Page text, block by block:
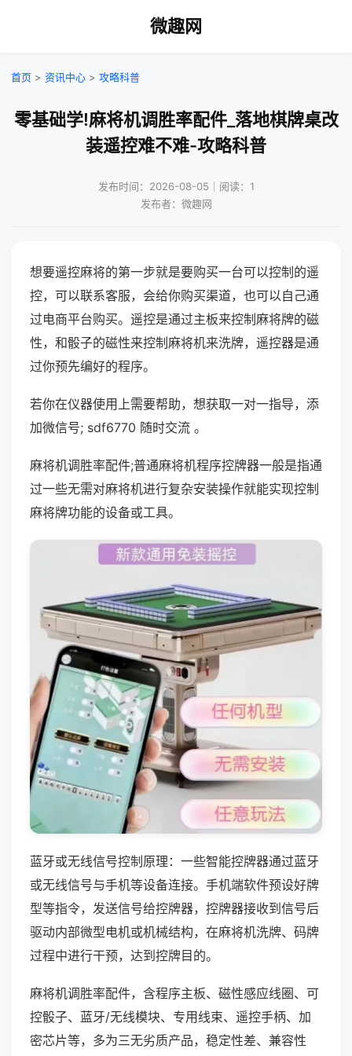
微趣网
首页 > 资讯中心 > 攻略科普
零基础学!麻将机调胜率配件_落地棋牌桌改
装遥控难不难-攻略科普
发布时间：2026-08-05｜阅读：1
发布者：微趣网
想要遥控麻将的第一步就是要购买一台可以控制的遥
控，可以联系客服，会给你购买渠道，也可以自己通
过电商平台购买。遥控是通过主板来控制麻将牌的磁
性，和骰子的磁性来控制麻将机来洗牌，遥控器是通
过你预先编好的程序。
若你在仪器使用上需要帮助，想获取一对一指导，添
加微信号; sdf6770 随时交流 。
麻将机调胜率配件;普通麻将机程序控牌器一般是指通
过一些无需对麻将机进行复杂安装操作就能实现控制
麻将牌功能的设备或工具。
蓝牙或无线信号控制原理：一些智能控牌器通过蓝牙
或无线信号与手机等设备连接。手机端软件预设好牌
型等指令，发送信号给控牌器，控牌器接收到信号后
驱动内部微型电机或机械结构，在麻将机洗牌、码牌
过程中进行干预，达到控牌目的。
麻将机调胜率配件，含程序主板、磁性感应线圈、可
控骰子、蓝牙/无线模块、专用线束、遥控手柄、加
密芯片等，多为三无劣质产品，稳定性差、兼容性